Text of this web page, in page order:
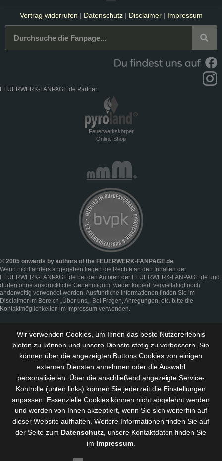
Vertrag widerrufen | Datenschutz| Disclaimer| Impressum
FEUERWERK-FANPAGE.de Partner:
Feuerwerkskörper
Online-Shop
© 2005 onwards by authors of the FEUERWERK-FANPAGE.de
Wenn nicht anders angegeben liegen die Rechte an den Inhalten der
FEUERWERK-FANPAGE.de bei den Autoren der FEUERWERK-FANPAGE.de und
dürfen ohne ausdrückliche Genehmigung weder kopiert, vervielfältigt noch
anderweitig verwendet werden. Ausführliche Informationen finden Sie im
Disclaimer im Bereich „Über uns„. Bei Fragen, Anregungen, etc. bitte die
Kontaktmöglichkeiten im Impressum verwenden.
Wir verwenden Cookies, um Ihnen das beste Nutzererlebnis
bieten zu können und unsere Dienste stetig zu verbessern . Sie
können über die angezeigten Buttons Cookies von einigen
externen Diensten annehmen oder die Auswahl
personalisieren. Über die anschließend angezeigte Service-
Kontrolle (unten links) können Sie jederzeit die Einstellungen
anpassen. Essenzielle Cookies können nicht abgelehnt werden
und werden von Ihnen akzeptiert, wenn Sie sich weiterhin auf
dieser Website aufhalten. Weitere Informationen finden Sie auf
der Seite zum Datenschutz , unsere Kontaktdaten finden Sie
im Impressum.